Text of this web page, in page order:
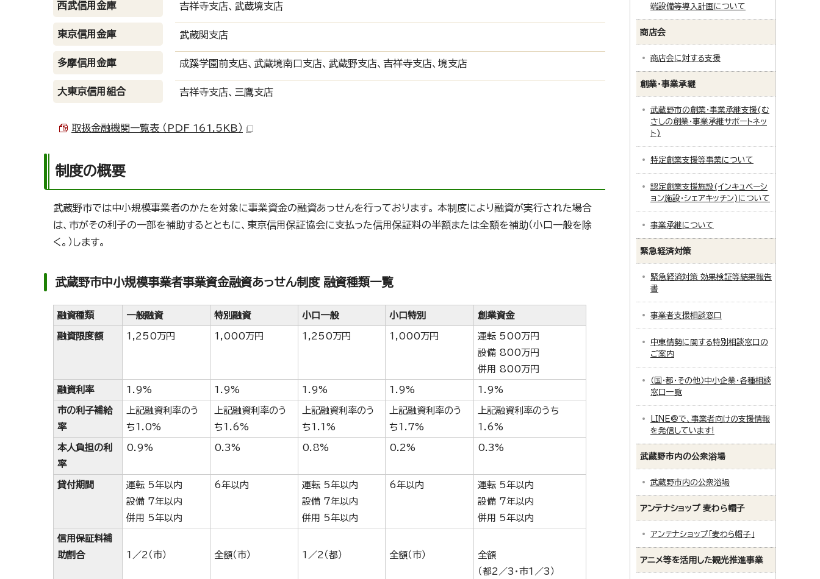
西武信用金庫 吉祥寺支店、武蔵境支店
東京信用金庫 武蔵関支店
多摩信用金庫 成蹊学園前支店、武蔵境南口支店、武蔵野支店、吉祥寺支店、境支店
大東京信用組合 吉祥寺支店、三鷹支店
取扱金融機関一覧表 （PDF 161.5KB）
制度の概要
武蔵野市では中小規模事業者のかたを対象に事業資金の融資あっせんを行っております。 本制度により融資が実行された場合
は、市がその利子の一部を補助するとともに、東京信用保証協会に支払った信用保証料の半額または全額を補助（小口一般を除
く。）します。
武蔵野市中小規模事業者事業資金融資あっせん制度 融資種類一覧
融資種類 一般融資 特別融資 小口一般 小口特別 創業資金
融資限度額 1,250万円 1,000万円 1,250万円 1,000万円
運転 500万円
設備 800万円
併用 800万円
融資利率 1.9% 1.9% 1.9% 1.9% 1.9%
市の利子補給
率
上記融資利率のう
ち1.0%
上記融資利率のう
ち1.6%
上記融資利率のう
ち1.1%
上記融資利率のう
ち1.7%
上記融資利率のうち
1.6%
本人負担の利
率
0.9% 0.3% 0.8% 0.2% 0.3%
貸付期間
運転 5年以内
設備 7年以内
併用 5年以内
6年以内
運転 5年以内
設備 7年以内
併用 5年以内
6年以内
運転 5年以内
設備 7年以内
併用 5年以内
信用保証料補
助割合
1／2（市） 全額（市） 1／2（都） 全額（市）
全額
（都2／3・市1／3）
端設備等導入計画について
商店会
商店会に対する支援
創業・事業承継
武蔵野市の創業・事業承継支援(む
さしの創業・事業承継サポートネッ
ト)
特定創業支援等事業について
認定創業支援施設(インキュベーシ
ョン施設・シェアキッチン)について
事業承継について
緊急経済対策
緊急経済対策 効果検証等結果報告
書
事業者支援相談窓口
中東情勢に関する特別相談窓口の
ご案内
（国・都・その他）中小企業・各種相談
窓口一覧
LINE@で、事業者向けの支援情報
を発信しています!
武蔵野市内の公衆浴場
武蔵野市内の公衆浴場
アンテナショップ 麦わら帽子
アンテナショップ「麦わら帽子」
アニメ等を活用した観光推進事業